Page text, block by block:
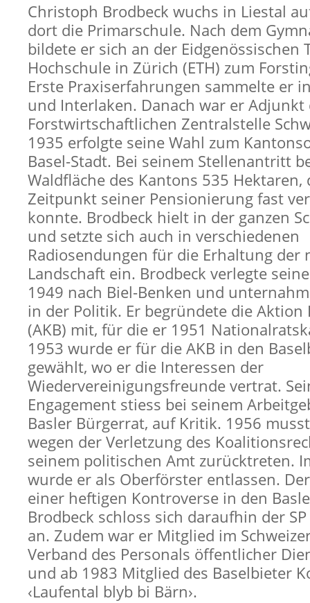
Christoph Brodbeck wuchs in Liestal
dort die Primarschule. Nach dem
bildete er sich an der Eidgenössischen
Hochschule in Zürich (ETH) zum
Erste Praxiserfahrungen sammelte er
und Interlaken. Danach war er Adjunkt
Forstwirtschaftlichen Zentralstelle
1935 erfolgte seine Wahl zum
Basel-Stadt. Bei seinem Stellenantritt
Waldfläche des Kantons 535 Hektaren,
Zeitpunkt seiner Pensionierung fast
konnte. Brodbeck hielt in der ganzen
und setzte sich auch in verschiedenen
Radiosendungen für die Erhaltung der
Landschaft ein. Brodbeck verlegte
1949 nach Biel-Benken und
in der Politik. Er begründete die Aktion
(AKB) mit, für die er 1951
1953 wurde er für die AKB in den
gewählt, wo er die Interessen der
Wiedervereinigungsfreunde vertrat.
Engagement stiess bei seinem
Basler Bürgerrat, auf Kritik. 1956
wegen der Verletzung des
seinem politischen Amt zurücktreten.
wurde er als Oberförster entlassen.
einer heftigen Kontroverse in den
Brodbeck schloss sich daraufhin der
an. Zudem war er Mitglied im
Verband des Personals öffentlicher
und ab 1983 Mitglied des Baselbieter
‹Laufental blyb bi Bärn›.